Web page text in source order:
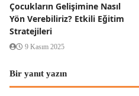
Çocukların Gelişimine Nasıl
Yön Verebiliriz? Etkili Eğitim
Stratejileri
9 Kasım 2025
Bir yanıt yazın